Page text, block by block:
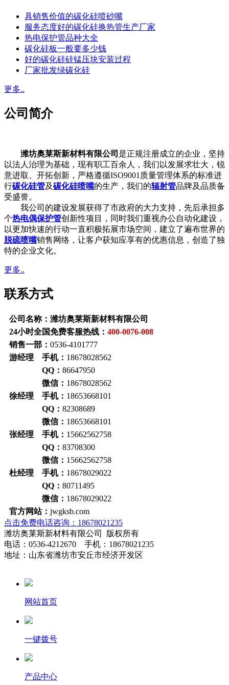
具销售价值的碳化硅喷砂嘴
服务态度好的碳化硅换热管生产厂家
热电保护管品种大全
碳化硅板一般要多少钱
好的碳化硅硅锰压块安装过程
厂家批发绿碳化硅
更多..
公司简介
潍坊奥莱斯新材料有限公司 是正规注册成立的企业，坚持
以法人治理为基础，现有职工百余人，我们以发展求壮大，锐
意进取、开拓创新，严格遵循ISO9001质量管理体系的标准进
行碳化硅管及碳化硅喷嘴的生产，我们的辐射管品牌及品质备
受盛誉。
我公司的建设发展获得了市政府的大力支持，先后承担多
个热电偶保护管创新性项目，同时我们重视办公自动化建设，
以更加快速的行动一直积极拓展市场空间，建立了遍布世界的
脱硫喷嘴销售网络，让客户获知应享有的优惠信息，创造了独
特的企业文化。
更多..
联系方式
公司名称：潍坊奥莱斯新材料有限公司
24小时全国免费客服热线： 400-0076-008
销售一部： 0536-4101777
游经理 手机： 18678028562
QQ： 86647950
微信： 18678028562
徐经理 手机： 18653668101
QQ： 82308689
微信： 18653668101
张经理 手机： 15662562758
QQ： 83708300
微信： 15662562758
杜经理 手机： 18678029022
QQ： 80711495
微信： 18678029022
官方网站： jwgksb.com
点击免费电话咨询：18678021235
潍坊奥莱斯新材料有限公司 版权所有
电话：0536-4212670 手机：18678021235
地址：山东省潍坊市安丘市经济开发区
网站首页
一键拨号
产品中心